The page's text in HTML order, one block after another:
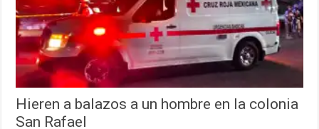
Hieren a balazos a un hombre en la colonia
San Rafael